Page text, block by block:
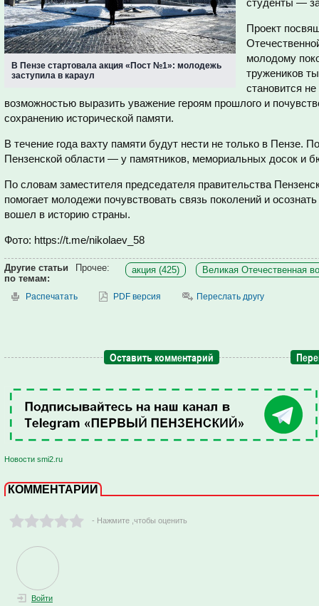
В Пензе стартовала акция «Пост №1»: молодежь
заступила в караул
студенты —
Проект
молодому
тружеников
становится
возможностью выразить уважение героям прошлого и
сохранению исторической памяти.
В течение года вахту памяти будут нести не только в Пензе.
Пензенской области — у памятников, мемориальных досок и
По словам заместителя председателя правительства
помогает молодежи почувствовать связь поколений и
вошел в историю страны.
Фото: https://t.me/nikolaev_58
Другие статьи
по темам:
Прочее: акция (425) Великая Отечественная
Распечатать PDF версия Переслать другу
Оставить комментарий
Новости smi2.ru
КОММЕНТАРИИ
- Нажмите ,чтобы оценить
Войти